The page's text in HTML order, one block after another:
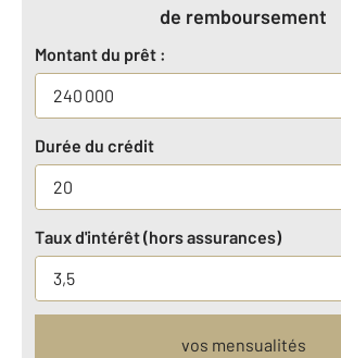
de remboursement
Montant du prêt :
Durée du crédit
Taux d'intérêt (hors assurances)
vos mensualités